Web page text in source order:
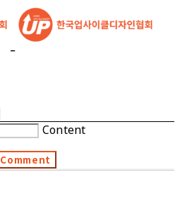
Content
Comment